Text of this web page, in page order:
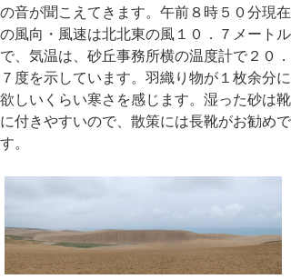
の音が聞こえてきます。午前８時５０分現在
の風向・風速は北北東の風１０．７メートル
で、気温は、砂丘事務所横の温度計で２０．
７度を示しています。羽織り物が１枚余分に
欲しいくらい寒さを感じます。湿った砂は靴
に付きやすいので、散策には長靴がお勧めで
す。